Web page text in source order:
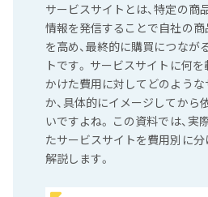
サービスサイトとは、特定の商
情報を発信することで自社の
を高め、最終的に購買につなが
トです。 サービスサイトに何を
かけた費用に対してどのよう
か、具体的にイメージしてから
いですよね。 この資料では、
たサービスサイトを費用別に分
解説します。